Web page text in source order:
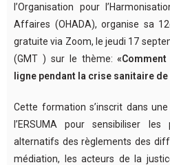
l’Organisation pour
Affaires (OHADA), organise sa
gratuite via Zoom, le jeudi 17
(GMT ) sur le thème:
ligne pendant la crise sanitaire de
Cette formation s’inscrit dans
l’ERSUMA pour sensibiliser
alternatifs des règlements des
médiation, les acteurs de la